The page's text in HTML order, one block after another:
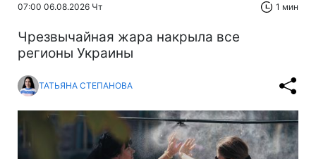
07:00 06.08.2026 Чт 1 мин
Чрезвычайная жара накрыла все
регионы Украины
ТАТЬЯНА СТЕПАНОВА